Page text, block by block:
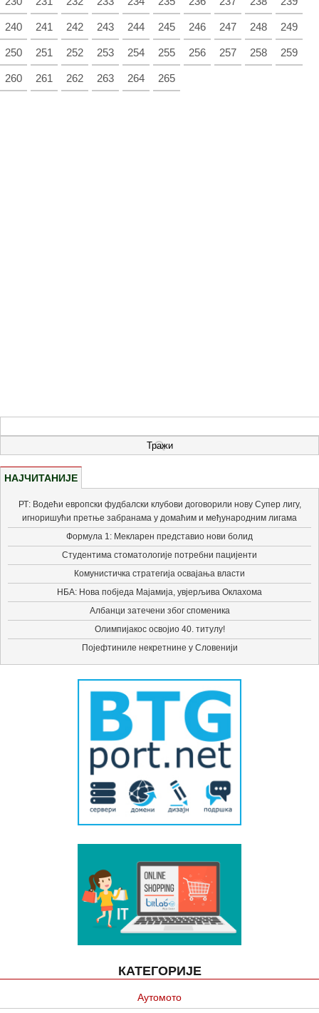
240 241 242 243 244 245 246 247 248 249
250 251 252 253 254 255 256 257 258 259
260 261 262 263 264 265
НАЈЧИТАНИЈЕ
РТ: Водећи европски фудбалски клубови договорили нову Супер лигу,
игноришући претње забранама у домаћим и међународним лигама
Формула 1: Мекларен представио нови болид
Студентима стоматологије потребни пацијенти
Комунистичка стратегија освајања власти
НБА: Нова побједа Мајамија, увјерљива Оклахома
Албанци затечени због споменика
Олимпијакос освојио 40. титулу!
Појефтиниле некретнине у Словенији
КАТЕГОРИЈЕ
Аутомото